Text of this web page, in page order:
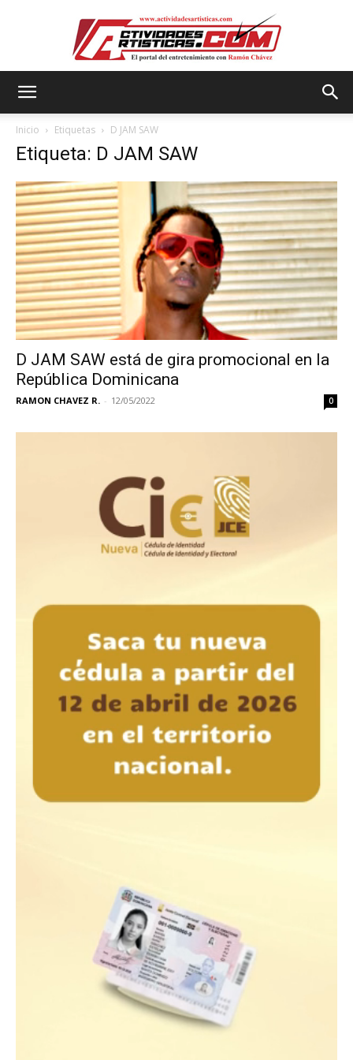
Inicio Etiquetas D JAM SAW
Etiqueta: D JAM SAW
D JAM SAW está de gira promocional en la
República Dominicana
RAMON CHAVEZ R. - 12/05/2022 0